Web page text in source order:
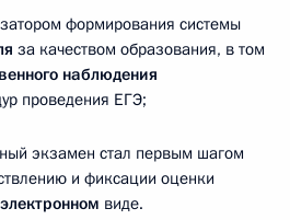
формирования системы
за качеством образования, в том
наблюдения
проведения ЕГЭ;
экзамен стал первым шагом
и фиксации оценки
электронном виде.